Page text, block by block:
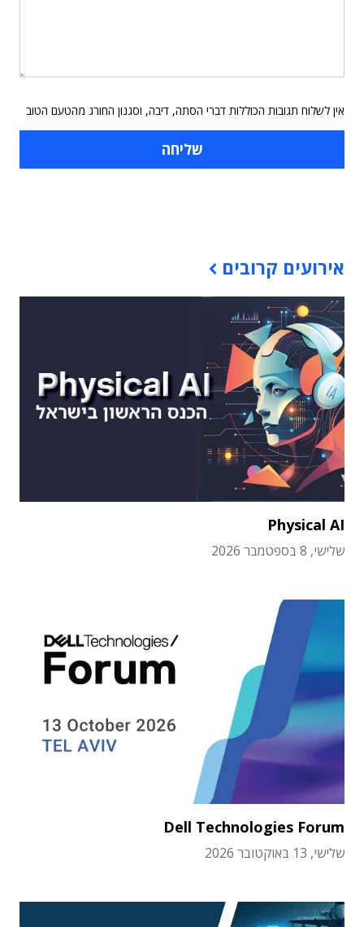
אין לשלוח תגובות הכוללות דברי הסתה, דיבה, וסגנון החורג מהטעם הטוב
אירועים קרובים
Physical AI
שלישי, 8 בספטמבר 2026
Dell Technologies Forum
שלישי, 13 באוקטובר 2026